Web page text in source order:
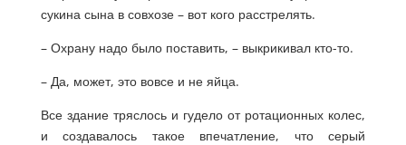
сукина сына в совхозе – вот кого расстрелять.
– Охрану надо было поставить, – выкрикивал кто-то.
– Да, может, это вовсе и не яйца.
Все здание тряслось и гудело от ротационных колес,
и создавалось такое впечатление, что серый